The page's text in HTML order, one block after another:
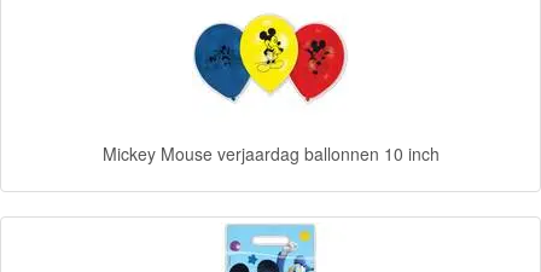
Forever
Friends
Mickey Mouse verjaardag ballonnen 10 inch